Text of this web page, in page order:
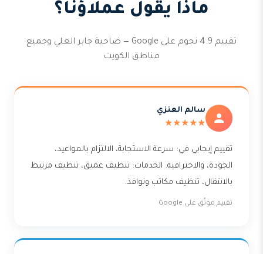
ماذا يقول عملاؤنا؟
تقييم 4.9 نجوم على Google — ضاحية جابر العلي وجميع
مناطق الكويت
سالم العنزي
★★★★★
تقييم إيجابي في: سرعة الاستجابة، الالتزام بالمواعيد،
الجودة، والاحترافية. الخدمات: تنظيف عميق، تنظيف مرتبط
بالانتقال، تنظيف مكاتب ونوافذ.
تقييم موثّق على Google